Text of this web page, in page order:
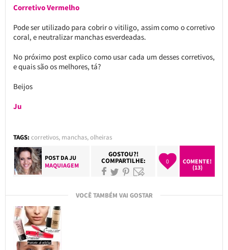
Corretivo Vermelho
Pode ser utilizado para cobrir o vitiligo, assim como o corretivo
coral, e neutralizar manchas esverdeadas.
No próximo post explico como usar cada um desses corretivos,
e quais são os melhores, tá?
Beijos
Ju
TAGS: corretivos, manchas,olheiras
POST DAJU
MAQUIAGEM
GOSTOU?!
COMPARTILHE: 0
COMENTE!
(13)
VOCÊ TAMBÉM VAI GOSTAR